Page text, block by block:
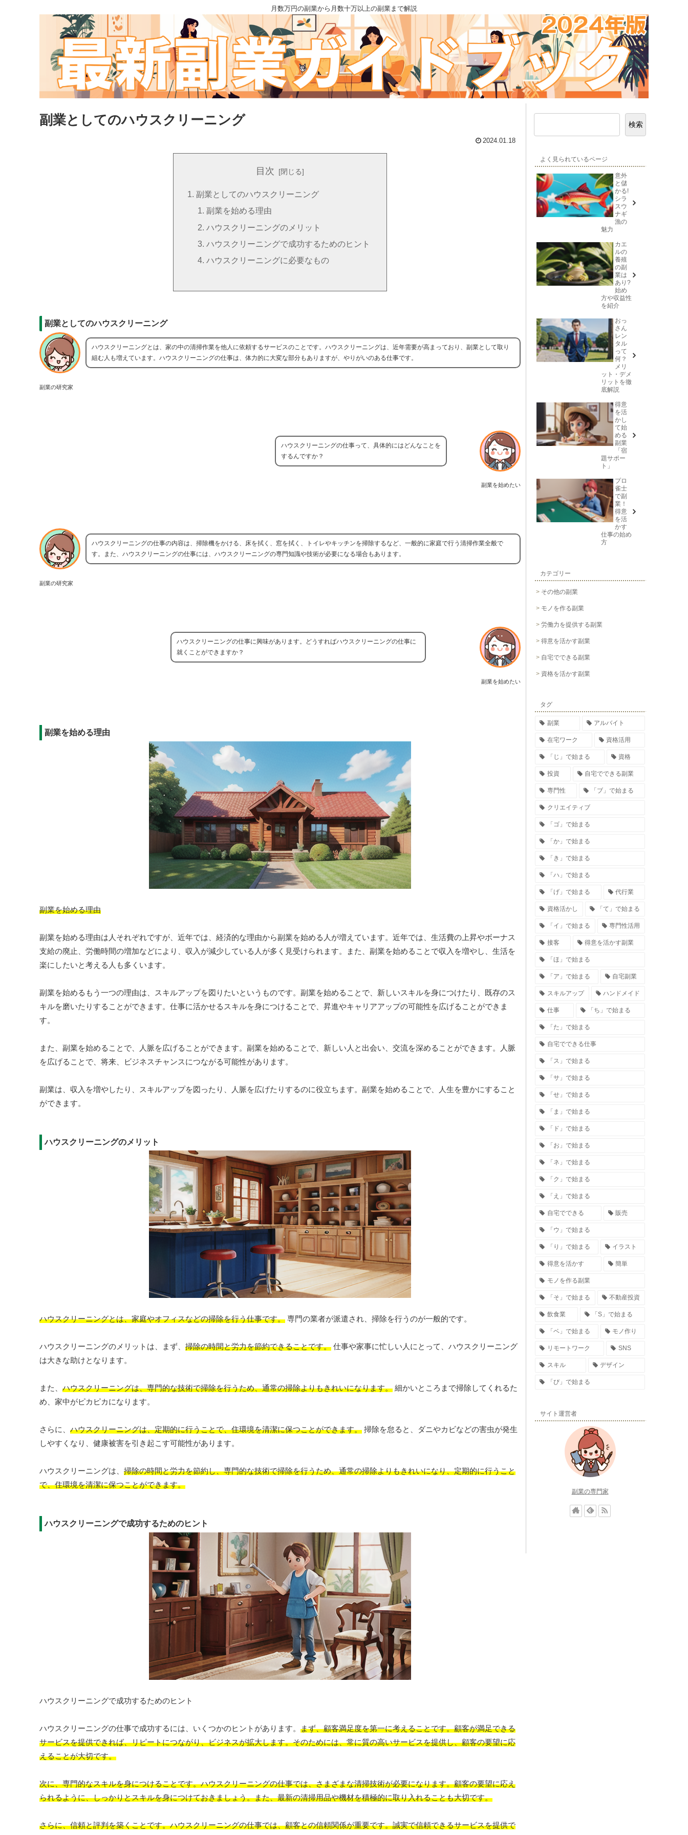
月数万円の副業から月数十万以上の副業まで解説
副業としてのハウスクリーニング
2024.01.18
目次
副業としてのハウスクリーニング
副業を始める理由
ハウスクリーニングのメリット
ハウスクリーニングで成功するためのヒント
ハウスクリーニングに必要なもの
副業としてのハウスクリーニング
副業の研究家
ハウスクリーニングとは、家の中の清掃作業を他人に依頼するサービスのことです。ハウスクリーニングは、近年需要が高まっており、副業として取り
組む人も増えています。ハウスクリーニングの仕事は、体力的に大変な部分もありますが、やりがいのある仕事です。
副業を始めたい
ハウスクリーニングの仕事って、具体的にはどんなことを
するんですか？
副業の研究家
ハウスクリーニングの仕事の内容は、掃除機をかける、床を拭く、窓を拭く、トイレやキッチンを掃除するなど、一般的に家庭で行う清掃作業全般で
す。また、ハウスクリーニングの仕事には、ハウスクリーニングの専門知識や技術が必要になる場合もあります。
副業を始めたい
ハウスクリーニングの仕事に興味があります。どうすればハウスクリーニングの仕事に
就くことができますか？
副業を始める理由
副業を始める理由
副業を始める理由は人それぞれですが、近年では、経済的な理由から副業を始める人が増えています。近年では、生活費の上昇やボーナス
支給の廃止、労働時間の増加などにより、収入が減少している人が多く見受けられます。また、副業を始めることで収入を増やし、生活を
楽にしたいと考える人も多くいます。
副業を始めるもう一つの理由は、スキルアップを図りたいというものです。副業を始めることで、新しいスキルを身につけたり、既存のス
キルを磨いたりすることができます。仕事に活かせるスキルを身につけることで、昇進やキャリアアップの可能性を広げることができま
す。
また、副業を始めることで、人脈を広げることができます。副業を始めることで、新しい人と出会い、交流を深めることができます。人脈
を広げることで、将来、ビジネスチャンスにつながる可能性があります。
副業は、収入を増やしたり、スキルアップを図ったり、人脈を広げたりするのに役立ちます。副業を始めることで、人生を豊かにすること
ができます。
ハウスクリーニングのメリット
ハウスクリーニングとは、家庭やオフィスなどの掃除を行う仕事です。 専門の業者が派遣され、掃除を行うのが一般的です。
ハウスクリーニングのメリットは、まず、 掃除の時間と労力を節約できることです。 仕事や家事に忙しい人にとって、ハウスクリーニング
は大きな助けとなります。
また、 ハウスクリーニングは、専門的な技術で掃除を行うため、通常の掃除よりもきれいになります。 細かいところまで掃除してくれるた
め、家中がピカピカになります。
さらに、 ハウスクリーニングは、定期的に行うことで、住環境を清潔に保つことができます。 掃除を怠ると、ダニやカビなどの害虫が発生
しやすくなり、健康被害を引き起こす可能性があります。
ハウスクリーニングは、 掃除の時間と労力を節約し、専門的な技術で掃除を行うため、通常の掃除よりもきれいになり、定期的に行うこと
で、住環境を清潔に保つことができます。
ハウスクリーニングで成功するためのヒント
ハウスクリーニングで成功するためのヒント
ハウスクリーニングの仕事で成功するには、いくつかのヒントがあります。 まず、顧客満足度を第一に考えることです。顧客が満足できる
サービスを提供できれば、リピートにつながり、ビジネスが拡大します。そのためには、常に質の高いサービスを提供し、顧客の要望に応
えることが大切です。
次に、専門的なスキルを身につけることです。ハウスクリーニングの仕事では、さまざまな清掃技術が必要になります。顧客の要望に応え
られるように、しっかりとスキルを身につけておきましょう。また、最新の清掃用品や機材を積極的に取り入れることも大切です。
さらに、信頼と評判を築くことです。ハウスクリーニングの仕事では、顧客との信頼関係が重要です。誠実で信頼できるサービスを提供で
検索
よく見られているページ
意外
と儲
かる!
シラ
スウ
ナギ
漁の
魅力
カエ
ルの
養殖
の副
業は
あり?
始め
方や収益性
を紹介
おっ
さん
レン
タル
って
何？
メリ
ット・デメ
リットを徹
底解説
得意
を活
かし
て始
める
副業
「宿
題サポー
ト」
プロ
雀士
で副
業！
得意
を活
かす
仕事の始め
方
カテゴリー
その他の副業
モノを作る副業
労働力を提供する副業
得意を活かす副業
自宅でできる副業
資格を活かす副業
タグ
副業 アルバイト
在宅ワーク 資格活用
「じ」で始まる 資格
投資 自宅でできる副業
専門性 「ブ」で始まる
クリエイティブ
「ゴ」で始まる
「か」で始まる
「き」で始まる
「ハ」で始まる
「げ」で始まる 代行業
資格活かし 「て」で始まる
「イ」で始まる 専門性活用
接客 得意を活かす副業
「ほ」で始まる
「ア」で始まる 自宅副業
スキルアップ ハンドメイド
仕事 「ち」で始まる
「た」で始まる
自宅でできる仕事
「ス」で始まる
「サ」で始まる
「せ」で始まる
「ま」で始まる
「ド」で始まる
「お」で始まる
「ネ」で始まる
「ク」で始まる
「え」で始まる
自宅でできる 販売
「ウ」で始まる
「り」で始まる イラスト
得意を活かす 簡単
モノを作る副業
「そ」で始まる 不動産投資
飲食業 「S」で始まる
「ベ」で始まる モノ作り
リモートワーク SNS
スキル デザイン
「び」で始まる
サイト運営者
副業の専門家